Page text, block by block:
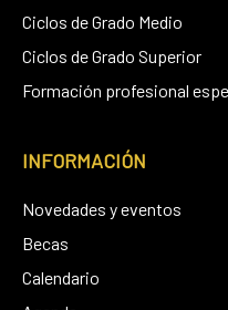
Ciclos de Grado Medio
Ciclos de Grado Superior
Formación profesional
INFORMACIÓN
Novedades y eventos
Becas
Calendario